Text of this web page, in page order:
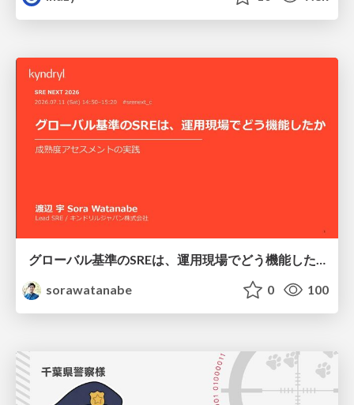
グローバル基準のSREは、運用現場でどう機能したか：成熟度アセスメントの実践 ／ SRE NEXT 2026
sorawatanabe
0 100